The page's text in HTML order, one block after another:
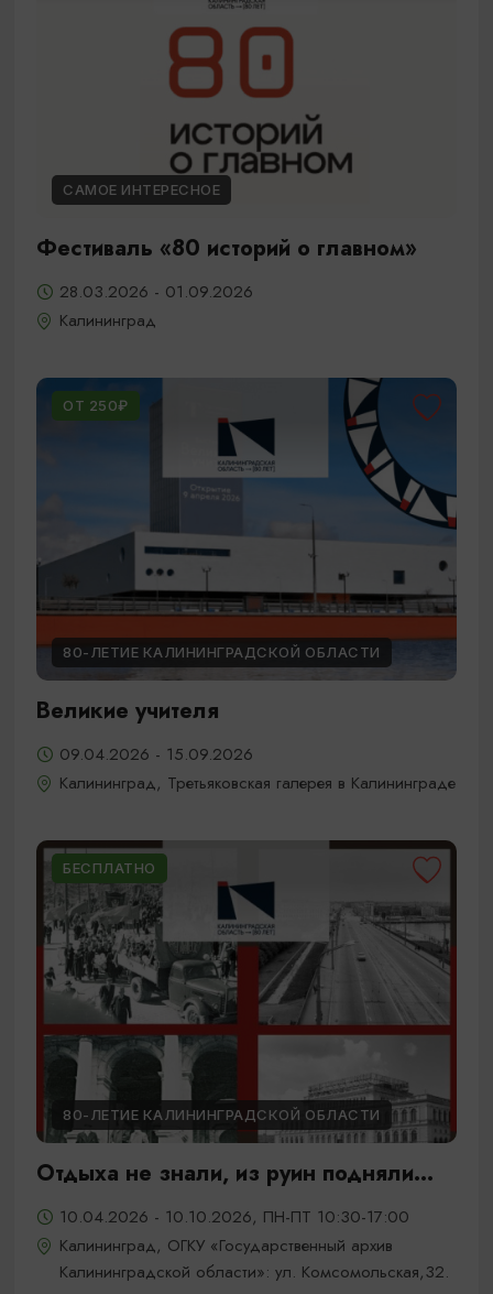
САМОЕ ИНТЕРЕСНОЕ
Фестиваль «80 историй о главном»
28.03.2026 - 01.09.2026
Калининград
ОТ 250₽
80-ЛЕТИЕ КАЛИНИНГРАДСКОЙ ОБЛАСТИ
Великие учителя
09.04.2026 - 15.09.2026
Калининград, Третьяковская галерея в Калининграде
БЕСПЛАТНО
80-ЛЕТИЕ КАЛИНИНГРАДСКОЙ ОБЛАСТИ
Отдыха не знали, из руин подняли...
10.04.2026 - 10.10.2026, ПН-ПТ 10:30-17:00
Калининград, ОГКУ «Государственный архив
Калининградской области»: ул. Комсомольская,32.